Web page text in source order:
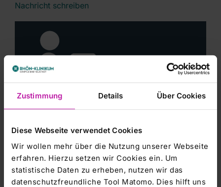
Zustimmung Details Über Cookies
Diese Webseite verwendet Cookies
Wir wollen mehr über die Nutzung unserer Webseite
erfahren. Hierzu setzen wir Cookies ein. Um
statistische Daten zu erheben, nutzen wir das
datenschutzfreundliche Tool Matomo. Dies hilft uns
Nachricht schreiben
E-Learning
Kurzanleitung E-Learning | Lernender
Kurzanleitung E-Learning | Manager